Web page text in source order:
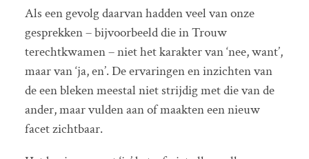
Als een gevolg daarvan hadden veel van onze
gesprekken – bijvoorbeeld die in Trouw
terechtkwamen – niet het karakter van ‘nee, want’,
maar van ‘ja, en’. De ervaringen en inzichten van
de een bleken meestal niet strijdig met die van de
ander, maar vulden aan of maakten een nieuw
facet zichtbaar.